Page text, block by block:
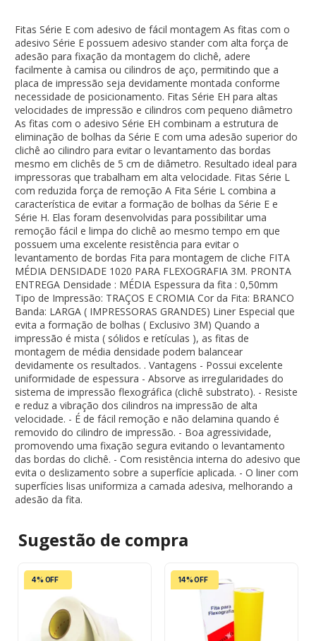
Fitas Série E com adesivo de fácil montagem As fitas com o
adesivo Série E possuem adesivo stander com alta força de
adesão para fixação da montagem do clichê, adere
facilmente à camisa ou cilindros de aço, permitindo que a
placa de impressão seja devidamente montada conforme
necessidade de posicionamento. Fitas Série EH para altas
velocidades de impressão e cilindros com pequeno diâmetro
As fitas com o adesivo Série EH combinam a estrutura de
eliminação de bolhas da Série E com uma adesão superior do
clichê ao cilindro para evitar o levantamento das bordas
mesmo em clichês de 5 cm de diâmetro. Resultado ideal para
impressoras que trabalham em alta velocidade. Fitas Série L
com reduzida força de remoção A Fita Série L combina a
característica de evitar a formação de bolhas da Série E e
Série H. Elas foram desenvolvidas para possibilitar uma
remoção fácil e limpa do clichê ao mesmo tempo em que
possuem uma excelente resistência para evitar o
levantamento de bordas Fita para montagem de cliche FITA
MÉDIA DENSIDADE 1020 PARA FLEXOGRAFIA 3M. PRONTA
ENTREGA Densidade : MÉDIA Espessura da fita : 0,50mm
Tipo de Impressão: TRAÇOS E CROMIA Cor da Fita: BRANCO
Banda: LARGA ( IMPRESSORAS GRANDES) Liner Especial que
evita a formação de bolhas ( Exclusivo 3M) Quando a
impressão é mista ( sólidos e retículas ), as fitas de
montagem de média densidade podem balancear
devidamente os resultados. . Vantagens - Possui excelente
uniformidade de espessura - Absorve as irregularidades do
sistema de impressão flexográfica (clichê substrato). - Resiste
e reduz a vibração dos cilindros na impressão de alta
velocidade. - É de fácil remoção e não delamina quando é
removido do cilindro de impressão. - Boa agressividade,
promovendo uma fixação segura evitando o levantamento
das bordas do clichê. - Com resistência interna do adesivo que
evita o deslizamento sobre a superfície aplicada. - O liner com
superfícies lisas uniformiza a camada adesiva, melhorando a
adesão da fita.
Sugestão de compra
4% OFF 14% OFF